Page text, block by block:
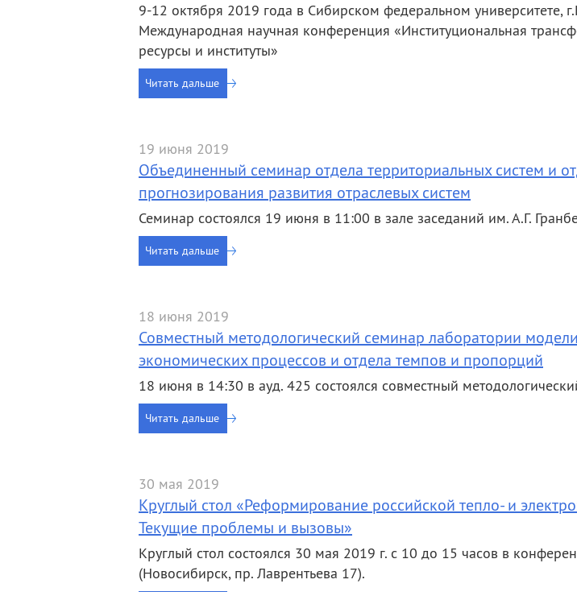
9-12 октября 2019 года в Сибирском федеральном университете,
Международная научная конференция «Институциональная
ресурсы и институты»
Читать дальше
19 июня 2019
Объединенный семинар отдела территориальных систем и
прогнозирования развития отраслевых систем
Семинар состоялся 19 июня в 11:00 в зале заседаний им. А.Г.
Читать дальше
18 июня 2019
Совместный методологический семинар лаборатории
экономических процессов и отдела темпов и пропорций
18 июня в 14:30 в ауд. 425 состоялся совместный
Читать дальше
30 мая 2019
Круглый стол «Реформирование российской тепло- и
Текущие проблемы и вызовы»
Круглый стол состоялся 30 мая 2019 г. с 10 до 15 часов в
(Новосибирск, пр. Лаврентьева 17).